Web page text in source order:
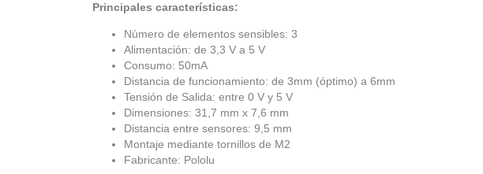
Principales características:
Número de elementos sensibles: 3
Alimentación: de 3,3 V a 5 V
Consumo: 50mA
Distancia de funcionamiento: de 3mm (óptimo) a 6mm
Tensión de Salida: entre 0 V y 5 V
Dimensiones: 31,7 mm x 7,6 mm
Distancia entre sensores: 9,5 mm
Montaje mediante tornillos de M2
Fabricante: Pololu